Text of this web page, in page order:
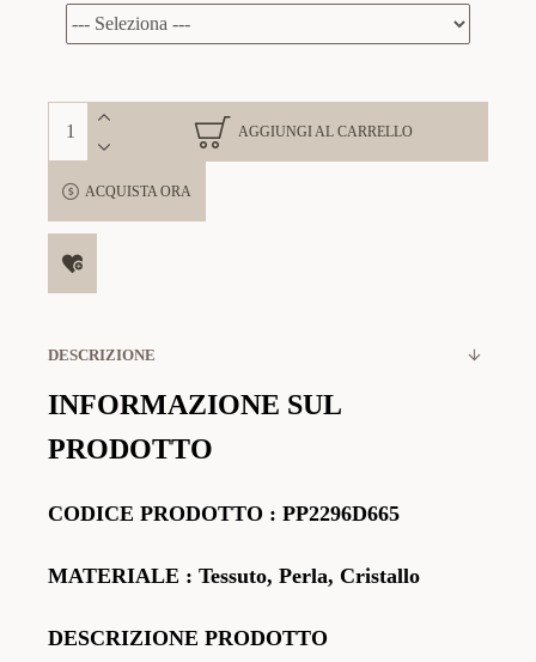
AGGIUNGI AL CARRELLO
ACQUISTA ORA
DESCRIZIONE
INFORMAZIONE SUL
PRODOTTO
CODICE PRODOTTO : PP2296D665
MATERIALE : Tessuto, Perla, Cristallo
DESCRIZIONE PRODOTTO